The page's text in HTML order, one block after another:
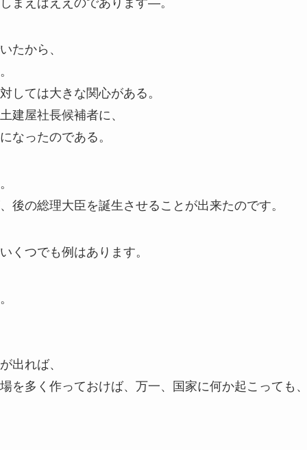
まえばええのであります―。
たから、
しては大きな関心がある。
建屋社長候補者に、
なったのである。
後の総理大臣を誕生させることが出来たのです。
くつでも例はあります。
出れば、
を多く作っておけば、万一、国家に何か起こっても